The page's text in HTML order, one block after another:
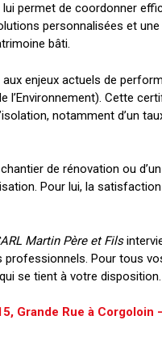
permet de coordonner
personnalisées et
bâti.
enjeux actuels de
l’Environnement). Cette
notamment d’un
chantier de rénovation ou
Pour lui, la
Martin Père et Fils
Pour tous
se tient à votre
Grande Rue à Corgoloin